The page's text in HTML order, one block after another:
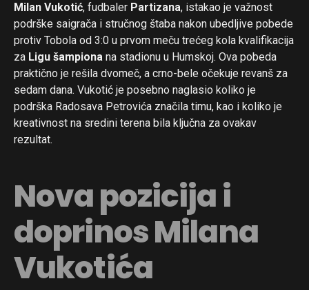
Milan Vukotić, fudbaler Partizana, istakao je važnost
podrške saigrača i stručnog štaba nakon ubedljive pobede
protiv Tobola od 3:0 u prvom meču trećeg kola kvalifikacija
za Ligu šampiona na stadionu u Humskoj. Ova pobeda
praktično je rešila dvomeč, a crno-bele očekuje revanš za
sedam dana. Vukotić je posebno naglasio koliko je
podrška Radosava Petrovića značila timu, kao i koliko je
kreativnost na sredini terena bila ključna za ovakav
rezultat.
Nova pozicija i
doprinos Milana
Vukotića